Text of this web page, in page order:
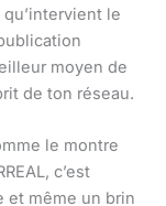
qu’intervient le
moyen de
de ton réseau.
le montre
c’est
et même un brin